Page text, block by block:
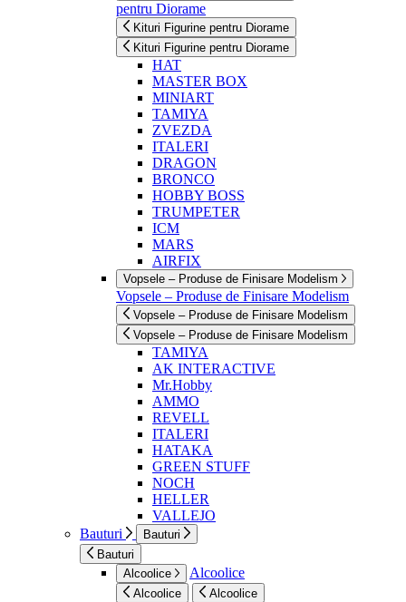
pentru Diorame
Kituri Figurine pentru Diorame
Kituri Figurine pentru Diorame
HAT
MASTER BOX
MINIART
TAMIYA
ZVEZDA
ITALERI
DRAGON
BRONCO
HOBBY BOSS
TRUMPETER
ICM
MARS
AIRFIX
Vopsele – Produse de Finisare Modelism
Vopsele – Produse de Finisare Modelism
Vopsele – Produse de Finisare Modelism
Vopsele – Produse de Finisare Modelism
TAMIYA
AK INTERACTIVE
Mr.Hobby
AMMO
REVELL
ITALERI
HATAKA
GREEN STUFF
NOCH
HELLER
VALLEJO
Bauturi
Bauturi
Bauturi
Alcoolice
Alcoolice
Alcoolice Alcoolice